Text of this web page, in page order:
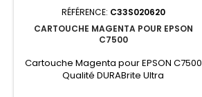
RÉFÉRENCE: C33S020620
CARTOUCHE MAGENTA POUR EPSON
C7500
Cartouche Magenta pour EPSON C7500
Qualité DURABrite Ultra